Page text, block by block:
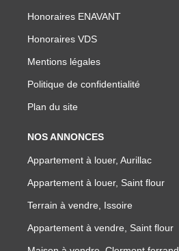
Honoraires ENAVANT
Honoraires VDS
Mentions légales
Politique de confidentialité
Plan du site
NOS ANNONCES
Appartement à louer, Aurillac
Appartement à louer, Saint flour
Terrain à vendre, Issoire
Appartement à vendre, Saint flour